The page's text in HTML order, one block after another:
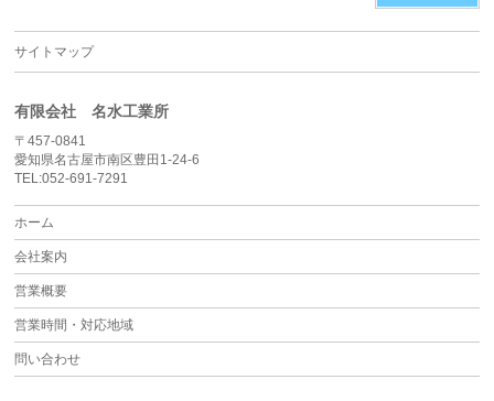
サイトマップ
有限会社 名水工業所
〒457-0841
愛知県名古屋市南区豊田1-24-6
TEL:052-691-7291
ホーム
会社案内
営業概要
営業時間・対応地域
問い合わせ